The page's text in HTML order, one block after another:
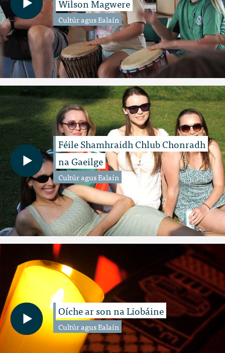
Cultúr agus Ealaín
Féile Shamhraidh Chlub Chonradh
na Gaeilge
Cultúr agus Ealaín
Oíche ar son na Liobáine
Cultúr agus Ealaín